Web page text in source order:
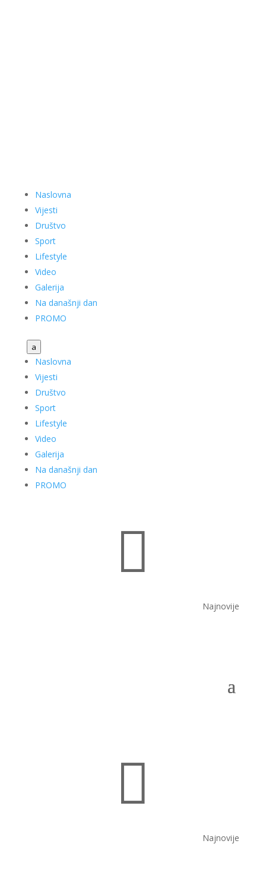
Naslovna
Vijesti
Društvo
Sport
Lifestyle
Video
Galerija
Na današnji dan
PROMO
a
Naslovna
Vijesti
Društvo
Sport
Lifestyle
Video
Galerija
Na današnji dan
PROMO

Najnovije

Najnovije